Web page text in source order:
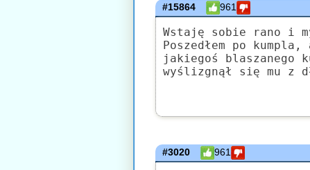
#15864 961
Wstaję sobie rano i
Poszedłem po
jakiegoś blaszanego
wyślizgnął się mu z
#3020 961